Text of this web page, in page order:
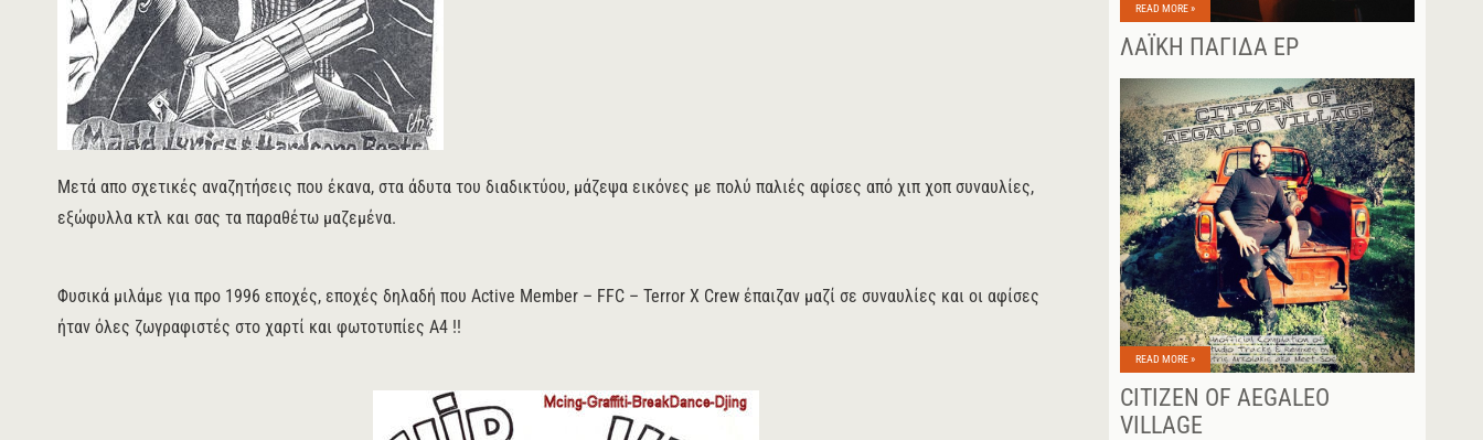
Μετά απο σχετικές αναζητήσεις που έκανα, στα άδυτα του διαδικτύου, μάζεψα εικόνες με πολύ παλιές αφίσες από χιπ χοπ συναυλίες,
εξώφυλλα κτλ και σας τα παραθέτω μαζεμένα.
Φυσικά μιλάμε για προ 1996 εποχές, εποχές δηλαδή που Active Member – FFC – Terror X Crew έπαιζαν μαζί σε συναυλίες και οι αφίσες
ήταν όλες ζωγραφιστές στο χαρτί και φωτοτυπίες Α4 !!
READ MORE »
ΛΑΪΚΉ ΠΑΓΊΔΑ EP
READ MORE »
CITIZEN OF AEGALEO
VILLAGE